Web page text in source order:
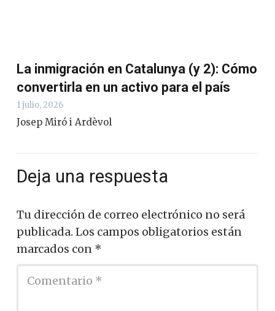
La inmigración en Catalunya (y 2): Cómo
convertirla en un activo para el país
1 julio, 2026
Josep Miró i Ardèvol
Deja una respuesta
Tu dirección de correo electrónico no será
publicada. Los campos obligatorios están
marcados con *